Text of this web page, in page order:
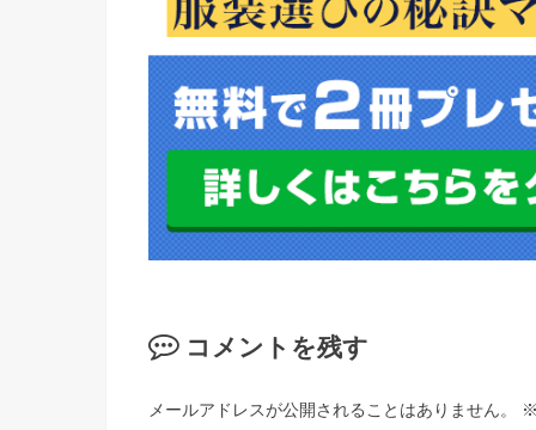
コメントを残す
メールアドレスが公開されることはありません。